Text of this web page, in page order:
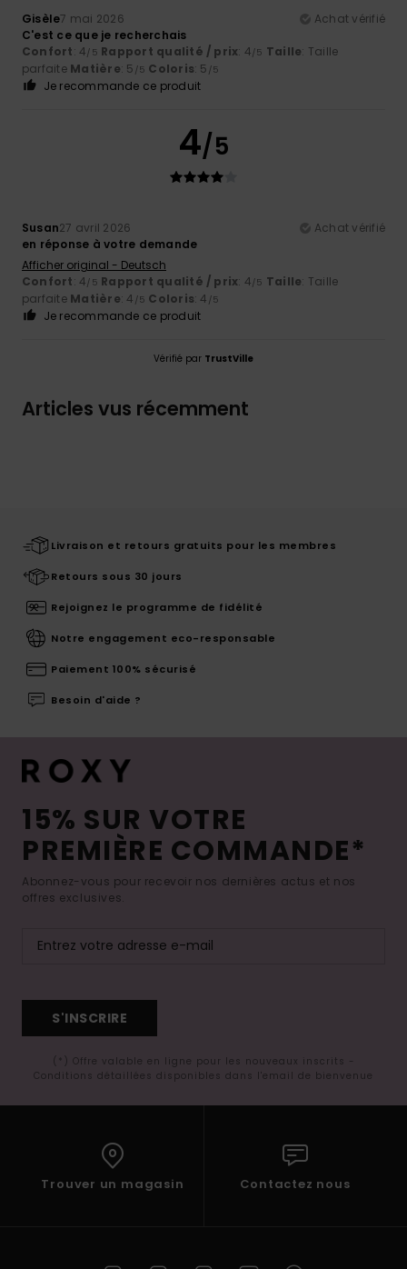
Gisèle7 mai 2026
Achat vérifié
C'est ce que je recherchais
Confort: 4/5 Rapport qualité / prix: 4/5 Taille: Taille
parfaite Matière: 5 /5 Coloris: 5 /5
Je recommande ce produit
4/5
Susan27 avril 2026
Achat vérifié
en réponse à votre demande
Afficher original - Deutsch
Confort: 4/5 Rapport qualité / prix: 4/5 Taille: Taille
parfaite Matière: 4 /5 Coloris: 4 /5
Je recommande ce produit
Vérifié par TrustVille
Articles vus récemment
Livraison et retours gratuits pour les membres
Retours sous 30 jours
Rejoignez le programme de fidélité
Notre engagement eco-responsable
Paiement 100% sécurisé
Besoin d'aide ?
15% SUR VOTRE
PREMIÈRE COMMANDE*
Abonnez-vous pour recevoir nos dernières actus et nos
offres exclusives.
S'INSCRIRE
(*) Offre valable en ligne pour les nouveaux inscrits -
Conditions détaillées disponibles dans l'email de bienvenue
Trouver un magasin Contactez nous